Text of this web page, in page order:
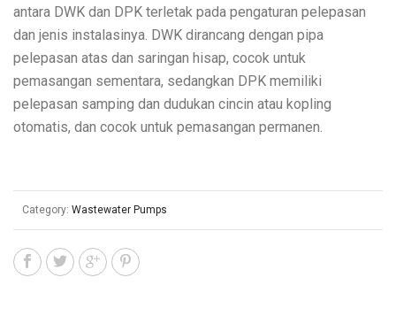
antara DWK dan DPK terletak pada pengaturan pelepasan
dan jenis instalasinya. DWK dirancang dengan pipa
pelepasan atas dan saringan hisap, cocok untuk
pemasangan sementara, sedangkan DPK memiliki
pelepasan samping dan dudukan cincin atau kopling
otomatis, dan cocok untuk pemasangan permanen.
Category: Wastewater Pumps